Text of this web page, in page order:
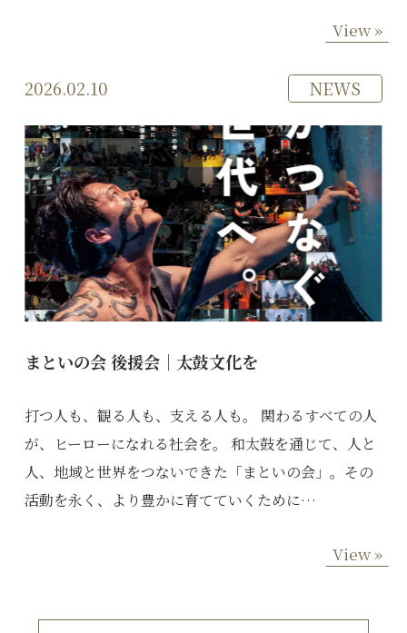
View »
2026.02.10 NEWS
まといの会 後援会｜太鼓文化を
打つ人も、観る人も、支える人も。 関わるすべての人
が、ヒーローになれる社会を。 和太鼓を通じて、人と
人、地域と世界をつないできた「まといの会」。その
活動を永く、より豊かに育てていくために…
View »